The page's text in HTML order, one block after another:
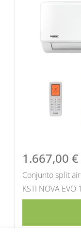
1.667,00 €
Conjunto split
KSTI NOVA EVO